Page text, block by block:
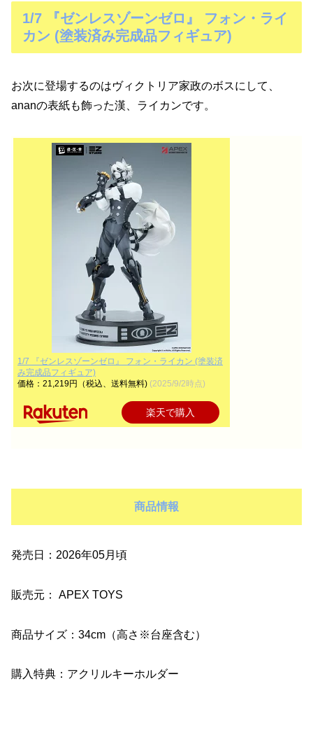
1/7 『ゼンレスゾーンゼロ』 フォン・ライ
カン (塗装済み完成品フィギュア)
お次に登場するのはヴィクトリア家政のボスにして、
ananの表紙も飾った漢、ライカンです。
1/7 『ゼンレスゾーンゼロ』 フォン・ライカン (塗装済
み完成品フィギュア)
価格：21,219円（税込、送料無料) (2025/9/2時点)
楽天で購入
商品情報
発売日：2026年05月頃
販売元： APEX TOYS
商品サイズ：34cm（高さ※台座含む）
購入特典：アクリルキーホルダー